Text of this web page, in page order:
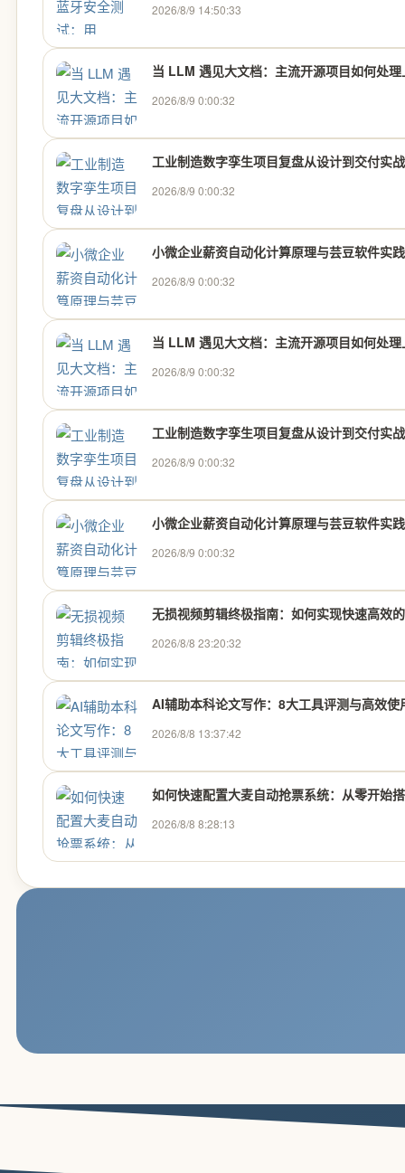
2026/8/9 14:50:33
当 LLM 遇见大文档：主流开源项目如何处
2026/8/9 0:00:32
工业制造数字孪生项目复盘从设计到交付实战
2026/8/9 0:00:32
小微企业薪资自动化计算原理与芸豆软件实践
2026/8/9 0:00:32
当 LLM 遇见大文档：主流开源项目如何处
2026/8/9 0:00:32
工业制造数字孪生项目复盘从设计到交付实战
2026/8/9 0:00:32
小微企业薪资自动化计算原理与芸豆软件实践
2026/8/9 0:00:32
无损视频剪辑终极指南：如何实现快速高效
2026/8/8 23:20:32
AI辅助本科论文写作：8大工具评测与高效使
2026/8/8 13:37:42
如何快速配置大麦自动抢票系统：从零开始
2026/8/8 8:28:13